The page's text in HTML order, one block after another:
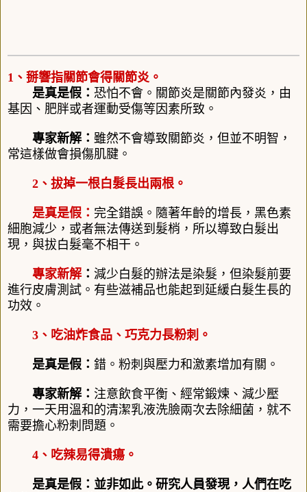
1、掰響指關節會得關節炎。
是真是假： 恐怕不會。關節炎是關節內發炎，由
基因、肥胖或者運動受傷等因素所致。
專家新解： 雖然不會導致關節炎，但並不明智，
常這樣做會損傷肌腱。
2、拔掉一根白髮長出兩根。
是真是假： 完全錯誤。隨著年齡的增長，黑色素
細胞減少，或者無法傳送到髮梢，所以導致白髮出
現，與拔白髮毫不相干。
專家新解 ： 減少白髮的辦法是染髮，但染髮前要
進行皮膚測試。有些滋補品也能起到延緩白髮生長的
功效。
3、吃油炸食品、巧克力長粉刺。
是真是假： 錯。粉刺與壓力和激素增加有關。
專家新解： 注意飲食平衡、經常鍛煉、減少壓
力，一天用溫和的清潔乳液洗臉兩次去除細菌，就不
需要擔心粉刺問題。
4、 吃辣易得潰瘍。
是真是假：並非如此。研究人員發現，人們在吃